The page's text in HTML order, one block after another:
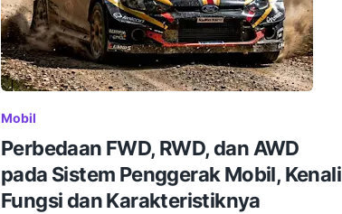
Mobil
Perbedaan FWD, RWD, dan AWD
pada Sistem Penggerak Mobil, Kenali
Fungsi dan Karakteristiknya